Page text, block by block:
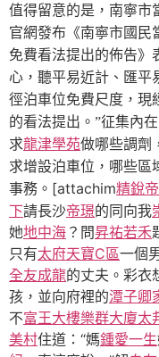
值得留意的是，南寧市
官網發布《南寧市國民
免費看法提出的佈告》
心，聽平易近計、匯平
徑泊車位免費尺度，現
的看法提出。”征集內
求龍津學苑做哪些調劑
求增設泊車位，哪些區
事務。 [attachim精銳
下請長沙帝璟的同向我
她地中海 ？問昇祐若禾
只有太府天寶C區一個
全友成龍的丈夫。彩衣
孩，並向府裡的潭子卿
不富王大樓樂群大廈太
美村住道：“媽鍾愛一生